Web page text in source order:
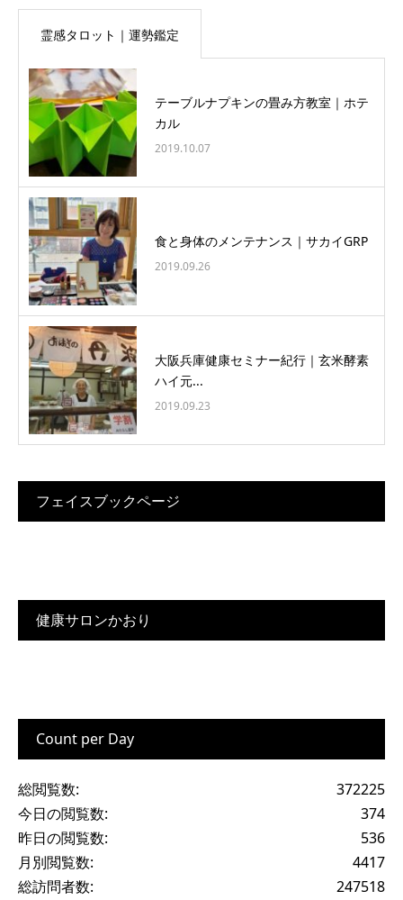
霊感タロット｜運勢鑑定
テーブルナプキンの畳み方教室｜ホテ
カル
2019.10.07
食と身体のメンテナンス｜サカイGRP
2019.09.26
大阪兵庫健康セミナー紀行｜玄米酵素
ハイ元...
2019.09.23
フェイスブックページ
健康サロンかおり
Count per Day
372225
総閲覧数:
374
今日の閲覧数:
536
昨日の閲覧数:
4417
月別閲覧数:
247518
総訪問者数: